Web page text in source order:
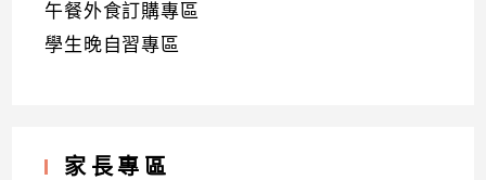
午餐外食訂購專區
學生晚自習專區
家長專區